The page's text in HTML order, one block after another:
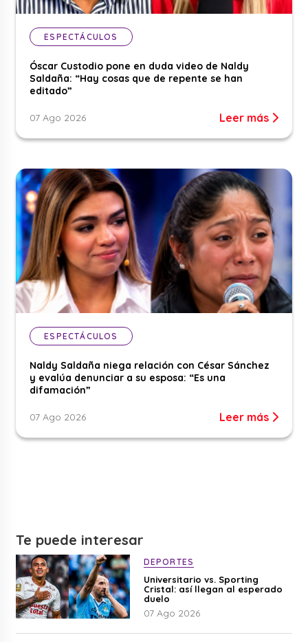
ESPECTÁCULOS
Óscar Custodio pone en duda video de Naldy
Saldaña: “Hay cosas que de repente se han
editado”
07 Ago 2026 Leer más
ESPECTÁCULOS
Naldy Saldaña niega relación con César Sánchez
y evalúa denunciar a su esposa: “Es una
difamación”
07 Ago 2026 Leer más
Te puede interesar
DEPORTES
Universitario vs. Sporting
Cristal: así llegan al esperado
duelo
07 Ago 2026